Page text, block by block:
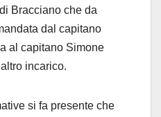
Bracciano che da
dal capitano
al capitano Simone
incarico.
si fa presente che